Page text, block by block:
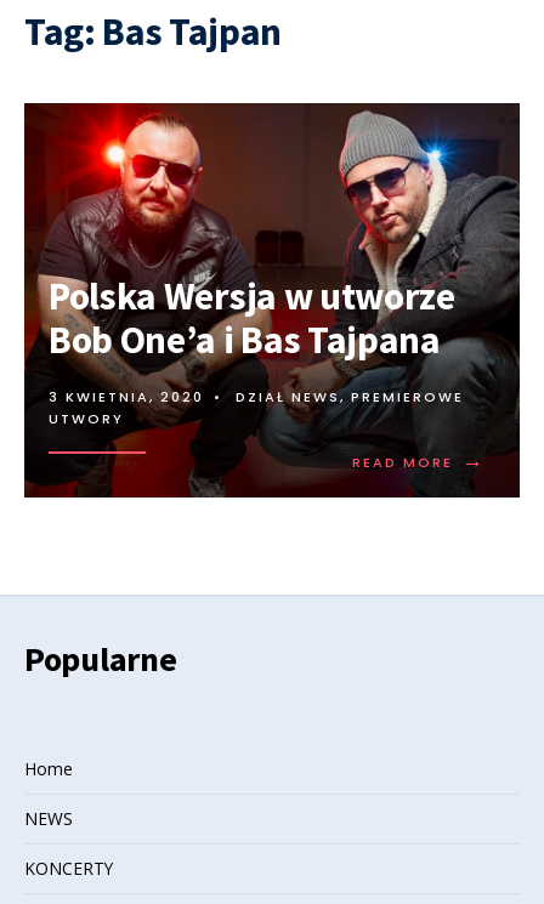
Tag: Bas Tajpan
Polska Wersja w utworze
Bob One’a i Bas Tajpana
3 KWIETNIA, 2020 • DZIAŁ NEWS,PREMIEROWE
UTWORY
READ MORE →
Popularne
Home
NEWS
KONCERTY